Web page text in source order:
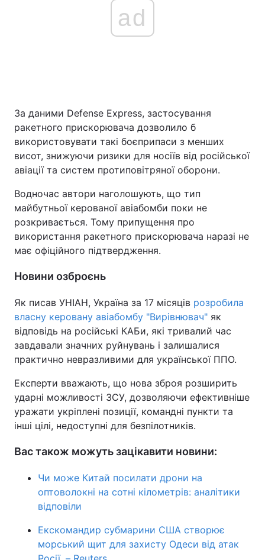
ad
За даними Defense Express, застосування
ракетного прискорювача дозволило б
використовувати такі боєприпаси з менших
висот, знижуючи ризики для носіїв від російської
авіації та систем протиповітряної оборони.
Водночас автори наголошують, що тип
майбутньої керованої авіабомби поки не
розкривається. Тому припущення про
використання ракетного прискорювача наразі не
має офіційного підтвердження.
Новини озброєнь
Як писав УНІАН, Україна за 17 місяців розробила
власну керовану авіабомбу "Вирівнювач" як
відповідь на російські КАБи, які тривалий час
завдавали значних руйнувань і залишалися
практично невразливими для української ППО.
Експерти вважають, що нова зброя розширить
ударні можливості ЗСУ, дозволяючи ефективніше
уражати укріплені позиції, командні пункти та
інші цілі, недоступні для безпілотників.
Вас також можуть зацікавити новини:
Чи може Китай посилати дрони на
оптоволокні на сотні кілометрів: аналітики
відповіли
Екскомандир субмарини США створює
морський щит для захисту Одеси від атак